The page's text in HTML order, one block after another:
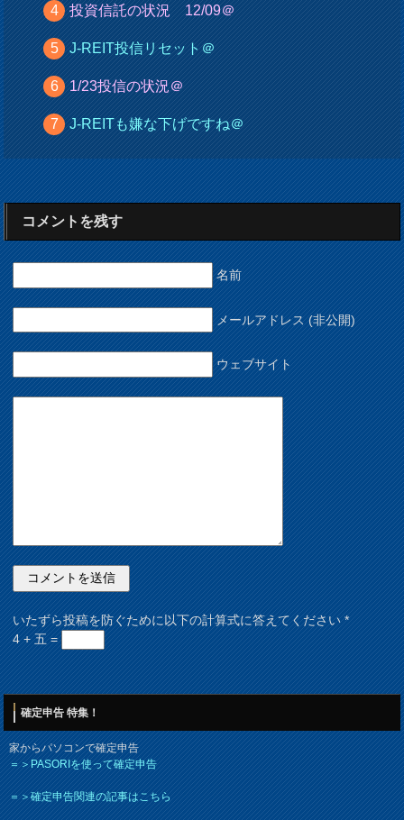
投資信託の状況 12/09＠
J-REIT投信リセット＠
1/23投信の状況＠
J-REITも嫌な下げですね＠
コメントを残す
名前
メールアドレス (非公開)
ウェブサイト
いたずら投稿を防ぐために以下の計算式に答えてください*
4 + 五 =
確定申告 特集！
家からパソコンで確定申告
＝＞PASORIを使って確定申告
＝＞確定申告関連の記事はこちら